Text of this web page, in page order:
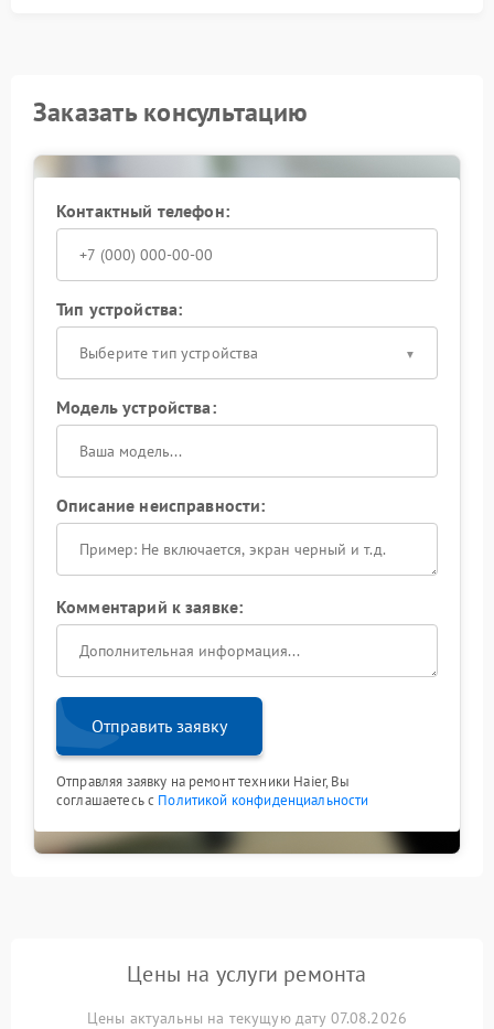
Заказать консультацию
Контактный телефон:
Тип устройства:
Выберите тип устройства
Модель устройства:
Описание неисправности:
Комментарий к заявке:
Отправить заявку
Отправляя заявку на ремонт техники Haier, Вы
соглашаетесь с Политикой конфиденциальности
Цены на услуги ремонта
Цены актуальны на текущую дату 07.08.2026